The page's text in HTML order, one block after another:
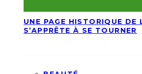
UNE PAGE HISTORIQUE DE
S’APPRÊTE À SE TOURNER